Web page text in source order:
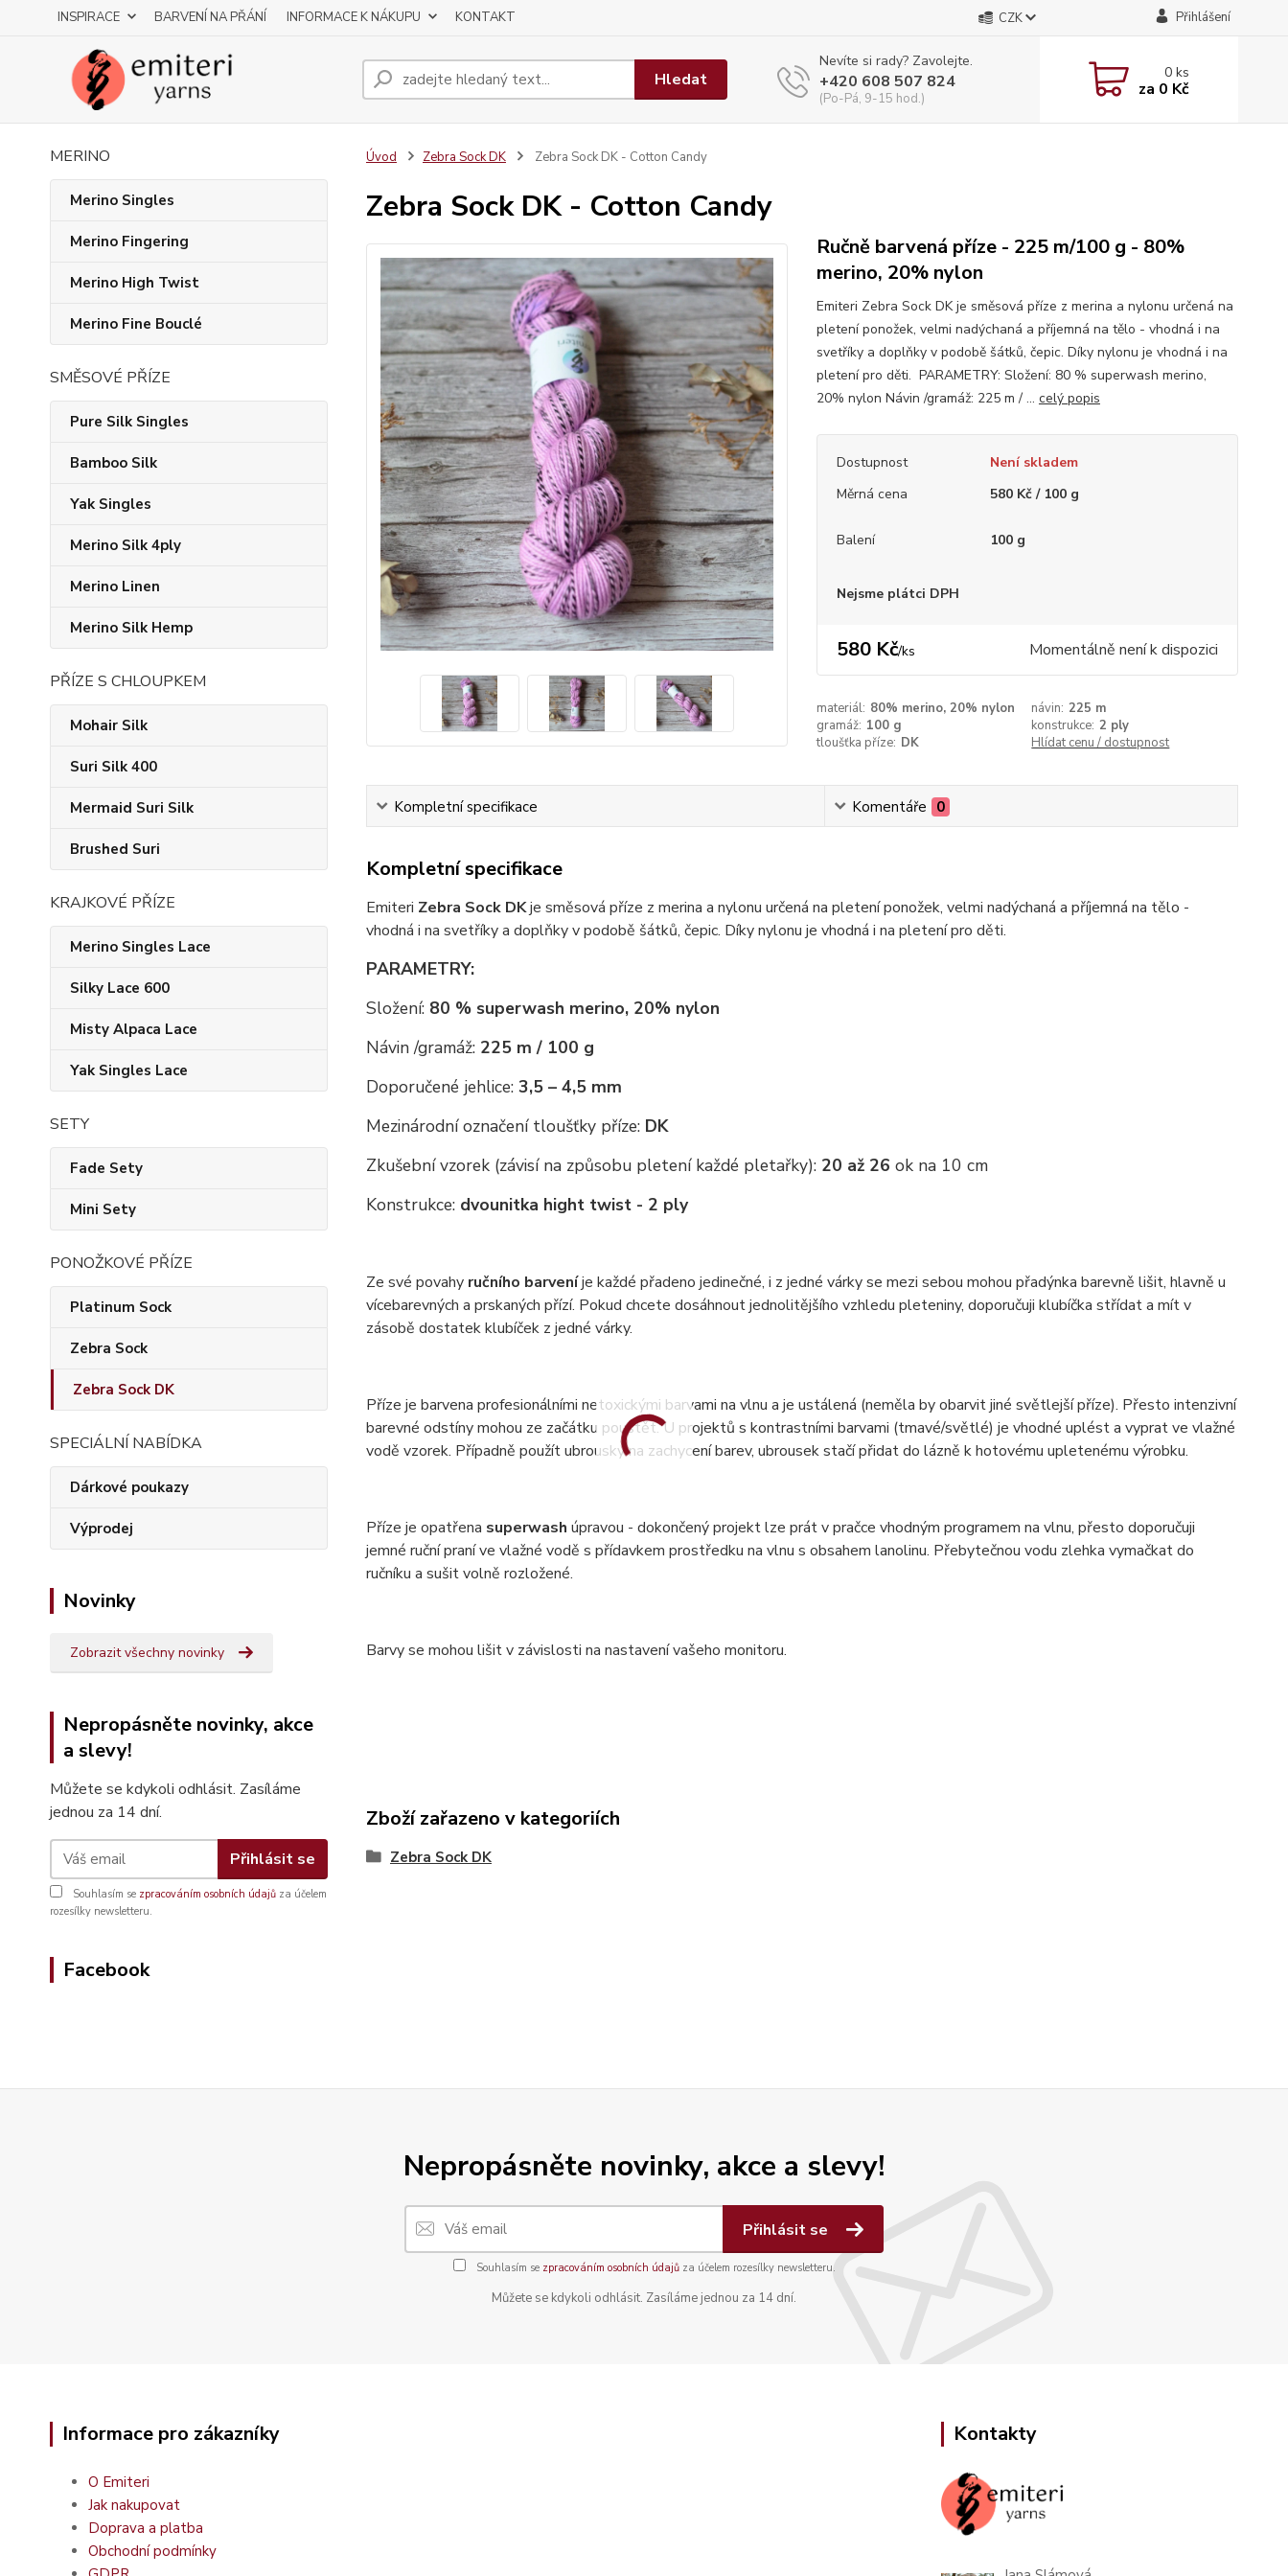
INSPIRACE BARVENÍ NA PŘÁNÍ INFORMACE K NÁKUPU KONTAKT CZK Přihlášení
Hledat
Nevíte si rady? Zavolejte.
+420 608 507 824
(Po-Pá, 9-15 hod.)
0ks
za 0 Kč
MERINO
Merino Singles
Merino Fingering
Merino High Twist
Merino Fine Bouclé
SMĚSOVÉ PŘÍZE
Pure Silk Singles
Bamboo Silk
Yak Singles
Merino Silk 4ply
Merino Linen
Merino Silk Hemp
PŘÍZE S CHLOUPKEM
Mohair Silk
Suri Silk 400
Mermaid Suri Silk
Brushed Suri
KRAJKOVÉ PŘÍZE
Merino Singles Lace
Silky Lace 600
Misty Alpaca Lace
Yak Singles Lace
SETY
Fade Sety
Mini Sety
PONOŽKOVÉ PŘÍZE
Platinum Sock
Zebra Sock
Zebra Sock DK
SPECIÁLNÍ NABÍDKA
Dárkové poukazy
Výprodej
Novinky
Zobrazit všechny novinky
Nepropásněte novinky, akce
a slevy!
Můžete se kdykoli odhlásit. Zasíláme
jednou za 14 dní.
Přihlásit se
Souhlasím se zpracováním osobních údajů za účelem
rozesílky newsletteru.
Facebook
Úvod Zebra Sock DK Zebra Sock DK - Cotton Candy
Zebra Sock DK - Cotton Candy
Ručně barvená příze - 225 m/100 g - 80%
merino, 20% nylon
Emiteri Zebra Sock DK je směsová příze z merina a nylonu určená na
pletení ponožek, velmi nadýchaná a příjemná na tělo - vhodná i na
svetříky a doplňky v podobě šátků, čepic. Díky nylonu je vhodná i na
pletení pro děti. PARAMETRY: Složení: 80 % superwash merino,
20% nylon Návin /gramáž: 225 m / ... celý popis
Dostupnost
Není skladem
Měrná cena
580 Kč / 100 g
Balení 100 g
Nejsme plátci DPH
580 Kč/ks Momentálně není k dispozici
materiál: 80% merino, 20% nylon návin: 225 m
gramáž: 100 g konstrukce: 2 ply
tloušťka příze: DK Hlídat cenu / dostupnost
Kompletní specifikace Komentáře 0
Kompletní specifikace
Emiteri Zebra Sock DKje směsová příze z merina a nylonu určená na pletení ponožek, velmi nadýchaná a příjemná na tělo -
vhodná i na svetříky a doplňky v podobě šátků, čepic. Díky nylonu je vhodná i na pletení pro děti.
PARAMETRY:
Složení: 80 % superwash merino, 20% nylon
Návin /gramáž: 225 m / 100 g
Doporučené jehlice: 3,5 – 4,5 mm
Mezinárodní označení tloušťky příze: DK
Zkušební vzorek (závisí na způsobu pletení každé pletařky): 20 až 26 ok na 10 cm
Konstrukce: dvounitka hight twist - 2 ply
Ze své povahyručního barveníje každé přadeno jedinečné, i z jedné várky se mezi sebou mohou přadýnka barevně lišit, hlavně u
vícebarevných a prskaných přízí. Pokud chcete dosáhnout jednolitějšího vzhledu pleteniny, doporučuji klubíčka střídat a mít v
zásobě dostatek klubíček z jedné várky.
Příze je barvena profesionálními netoxickými barvami na vlnu a je ustálená (neměla by obarvit jiné světlejší příze). Přesto intenzivní
barevné odstíny mohou ze začátku pouštět. U projektů s kontrastními barvami (tmavé/světlé) je vhodné uplést a vyprat ve vlažné
vodě vzorek. Případně použít ubrousky na zachycení barev, ubrousek stačí přidat do lázně k hotovému upletenému výrobku.
Příze je opatřena superwash úpravou - dokončený projekt lze prát v pračce vhodným programem na vlnu, přesto doporučuji
jemné ruční praní ve vlažné vodě s přídavkem prostředku na vlnu s obsahem lanolinu. Přebytečnou vodu zlehka vymačkat do
ručníku a sušit volně rozložené.
Barvy se mohou lišit v závislosti na nastavení vašeho monitoru.
Zboží zařazeno v kategoriích
Zebra Sock DK
Nepropásněte novinky, akce a slevy!
Přihlásit se
Souhlasím se zpracováním osobních údajůza účelem rozesílky newsletteru.
Můžete se kdykoli odhlásit. Zasíláme jednou za 14 dní.
Informace pro zákazníky
O Emiteri
Jak nakupovat
Doprava a platba
Obchodní podmínky
Kontakty